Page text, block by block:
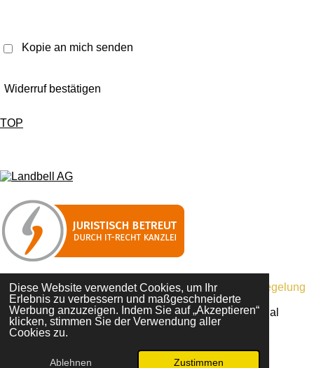
Diese Website verwendet Cookies, um Ihr
Erlebnis zu verbessern und maßgeschneiderte
Werbung anzuzeigen. Indem Sie auf „Akzeptieren“
klicken, stimmen Sie der Verwendung aller
Cookies zu.
Ablehnen Zustimmen
Kopie an mich senden
Widerruf bestätigen
TOP
c
b
s
a
m
k
o
"Umsatzsteuerbefreit aufgrund der Kleinunternehmerregelung
gemäß § 19 UStG."
© 2026 Boom Chicka Boom St.Pauli - Michael Westphal
Mit Unterstützung vonWebador